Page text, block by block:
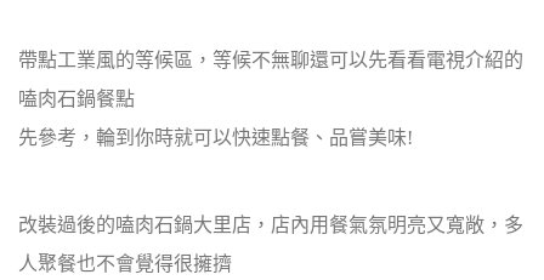
帶點工業風的等候區，等候不無聊還可以先看看電視介紹的
嗑肉石鍋餐點
先參考，輪到你時就可以快速點餐、品嘗美味!
改裝過後的嗑肉石鍋大里店，店內用餐氣氛明亮又寬敞，多
人聚餐也不會覺得很擁擠